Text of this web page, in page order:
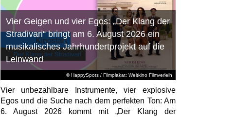
© HappySpots / Filmplakat: Weltkino Filmverleih
Vier Geigen und vier Egos: „Der Klang der
Stradivari“ bringt am 6. August 2026 ein
musikalisches Jahrhundertprojekt auf die
Leinwand
Vier unbezahlbare Instrumente, vier explosive
Egos und die Suche nach dem perfekten Ton: Am
6. August 2026 kommt mit „Der Klang der